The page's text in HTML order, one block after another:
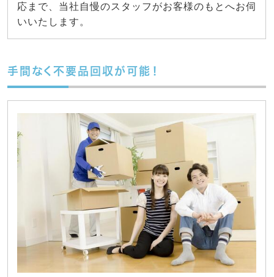
応まで、当社自慢のスタッフがお客様のもとへお伺
いいたします。
手間なく不要品回収が可能！